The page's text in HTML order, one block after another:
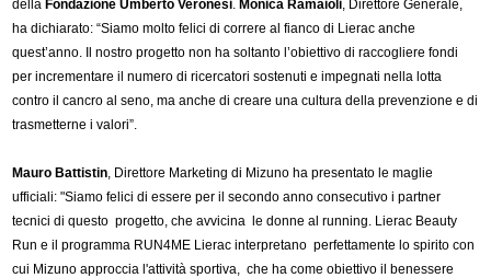
della Fondazione Umberto Veronesi. Monica Ramaioli, Direttore Generale,
ha dichiarato: “Siamo molto felici di correre al fianco di Lierac anche
quest’anno. Il nostro progetto non ha soltanto l’obiettivo di raccogliere fondi
per incrementare il numero di ricercatori sostenuti e impegnati nella lotta
contro il cancro al seno, ma anche di creare una cultura della prevenzione e di
trasmetterne i valori”.
Mauro Battistin, Direttore Marketing di Mizuno ha presentato le maglie
ufficiali: "Siamo felici di essere per il secondo anno consecutivo i partner
tecnici di questo progetto, che avvicina le donne al running. Lierac Beauty
Run e il programma RUN4ME Lierac interpretano perfettamente lo spirito con
cui Mizuno approccia l'attività sportiva, che ha come obiettivo il benessere